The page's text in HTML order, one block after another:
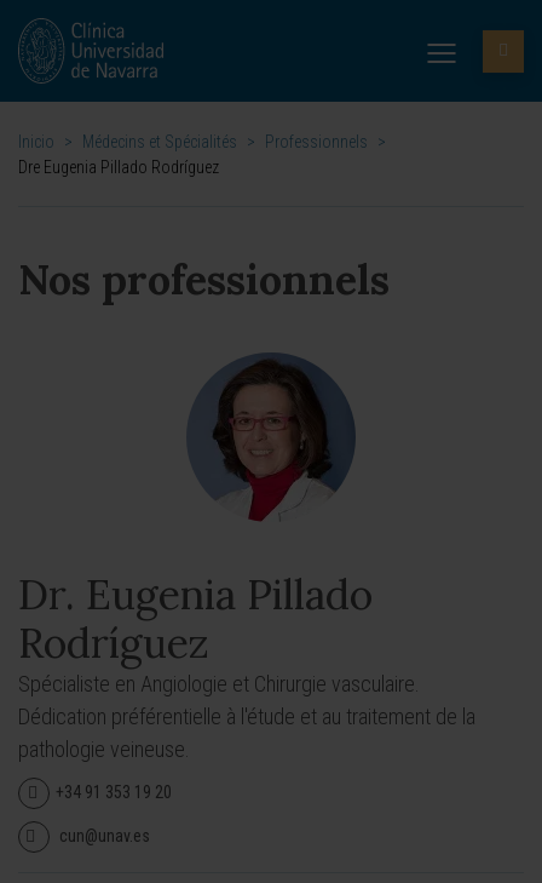
Inicio > Médecins et Spécialités > Professionnels
>
Dre Eugenia Pillado Rodríguez
Nos professionnels
Dr. Eugenia Pillado
Rodríguez
Spécialiste en Angiologie et Chirurgie vasculaire.
Dédication préférentielle à l'étude et au traitement de la
pathologie veineuse.
+34 91 353 19 20
cun@unav.es